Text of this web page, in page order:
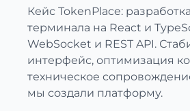
Кейс TokenPlace:
терминала на React и
WebSocket и REST API.
интерфейс, оптимизация
техническое
мы создали платформу.